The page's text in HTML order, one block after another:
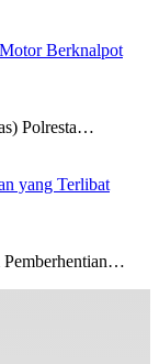
Berknalpot
Polresta…
yang Terlibat
Pemberhentian…